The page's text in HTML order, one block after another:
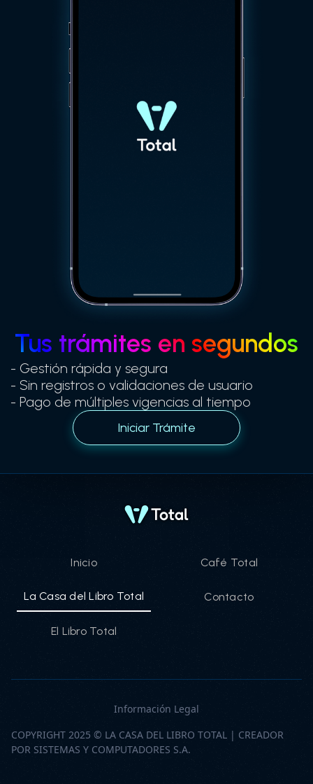
Tus trámites en segundos
- Gestión rápida y segura
- Sin registros o validaciones de usuario
- Pago de múltiples vigencias al tiempo
Iniciar Trámite
Inicio
La Casa del Libro Total
El Libro Total
Café Total
Contacto
COPYRIGHT 2025 © LA CASA DEL LIBRO TOTAL | CREADOR
POR SISTEMAS Y COMPUTADORES S.A.
Información Legal